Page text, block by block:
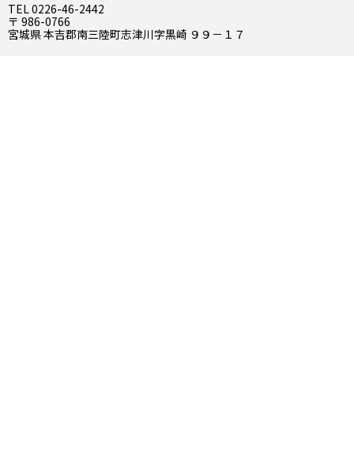
TEL 0226-46-2442
〒 986-0766
宮城県 本吉郡南三陸町志津川字黒崎 ９９－１７